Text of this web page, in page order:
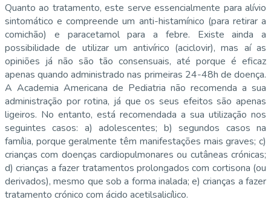
Quanto ao tratamento, este serve essencialmente para alívio
sintomático e compreende um anti-histamínico (para retirar a
comichão) e paracetamol para a febre. Existe ainda a
possibilidade de utilizar um antivírico (aciclovir), mas aí as
opiniões já não são tão consensuais, até porque é eficaz
apenas quando administrado nas primeiras 24-48h de doença.
A Academia Americana de Pediatria não recomenda a sua
administração por rotina, já que os seus efeitos são apenas
ligeiros. No entanto, está recomendada a sua utilização nos
seguintes casos: a) adolescentes; b) segundos casos na
família, porque geralmente têm manifestações mais graves; c)
crianças com doenças cardiopulmonares ou cutâneas crónicas;
d) crianças a fazer tratamentos prolongados com cortisona (ou
derivados), mesmo que sob a forma inalada; e) crianças a fazer
tratamento crónico com ácido acetilsalicílico.